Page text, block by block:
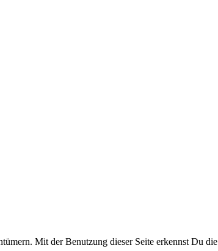
Mit der Benutzung dieser Seite erkennst Du die